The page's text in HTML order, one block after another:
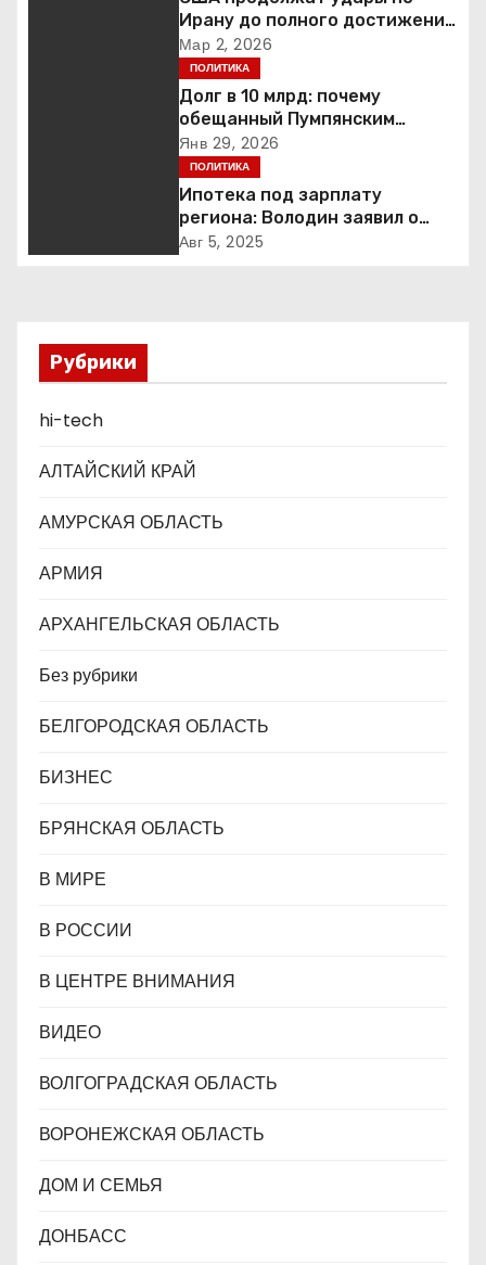
о
а
п
и
с
я
м
Ирану до полного достижения
целей — Трамп
Мар 2, 2026
ПОЛИТИКА
Долг в 10 млрд: почему
обещанный Пумпянским
научный центр в
Екатеринбурге так и не
построен
Янв 29, 2026
ПОЛИТИКА
Ипотека под зарплату
региона: Володин заявил о
планах дифференцировать
Авг 5, 2025
Рубрики
hi-tech
АЛТАЙСКИЙ КРАЙ
АМУРСКАЯ ОБЛАСТЬ
АРМИЯ
АРХАНГЕЛЬСКАЯ ОБЛАСТЬ
Без рубрики
БЕЛГОРОДСКАЯ ОБЛАСТЬ
БИЗНЕС
БРЯНСКАЯ ОБЛАСТЬ
В МИРЕ
В РОССИИ
В ЦЕНТРЕ ВНИМАНИЯ
ВИДЕО
ВОЛГОГРАДСКАЯ ОБЛАСТЬ
ВОРОНЕЖСКАЯ ОБЛАСТЬ
ДОМ И СЕМЬЯ
ДОНБАСС